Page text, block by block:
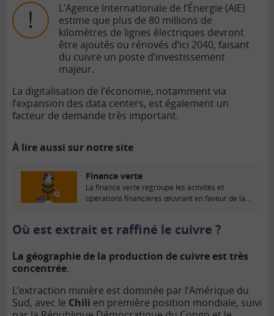
L’Agence Internationale de l’Énergie (AIE)
estime que plus de 80 millions de
kilomètres de lignes électriques devront
être ajoutés ou rénovés d’ici 2040, faisant
du cuivre un poste d’investissement
majeur.
La digitalisation de l’économie, notamment via
l’expansion des data centers, est également un
facteur de demande très important.
À lire aussi sur notre site
Finance verte
La finance verte regroupe les activités et
opérations financières œuvrant en faveur de la
Où est extrait et raffiné le cuivre ?
La géographie de la production de cuivre est très
concentrée.
L’extraction minière est dominée par l’Amérique du
Sud, avec le Chili en première position mondiale, suivi